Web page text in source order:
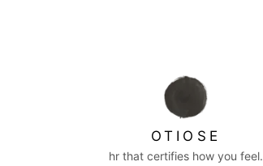
OTIOSE
hr that certifies how you feel.